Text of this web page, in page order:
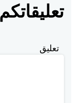
تعليقاتكم
تعليق